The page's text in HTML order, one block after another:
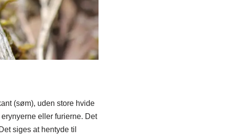
(søm), uden store hvide
eller furierne. Det
siges at hentyde til